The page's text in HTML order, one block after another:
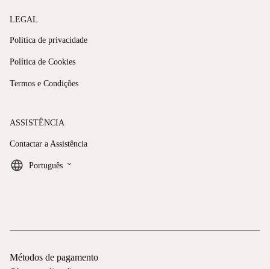
LEGAL
Política de privacidade
Política de Cookies
Termos e Condições
ASSISTÊNCIA
Contactar a Assistência
Português keyboard_arrow_down
Métodos de pagamento